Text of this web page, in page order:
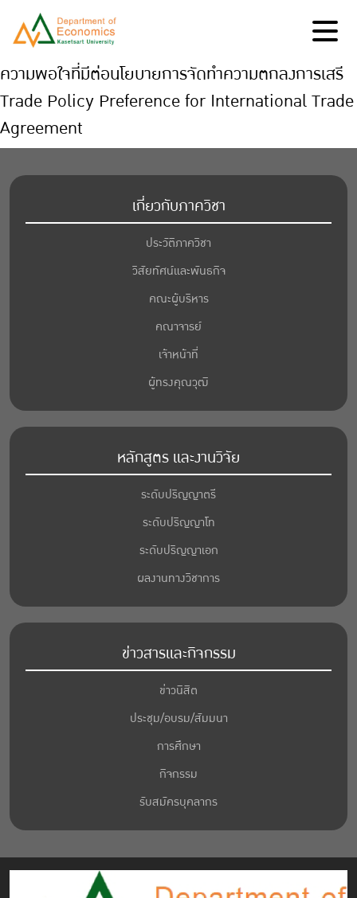
ความพอใจที่มีต่อนโยบายการจัดทำความตกลงการเสรี
Trade Policy Preference for International Trade
Agreement
เกี่ยวกับภาควิชา
ประวัติภาควิชา
วิสัยทัศน์และพันธกิจ
คณะผู้บริหาร
คณาจารย์
เจ้าหน้าที่
ผู้ทรงคุณวุฒิ
หลักสูตร และงานวิจัย
ระดับปริญญาตรี
ระดับปริญญาโท
ระดับปริญญาเอก
ผลงานทางวิชาการ
ข่าวสารและกิจกรรม
ข่าวนิสิต
ประชุม/อบรม/สัมมนา
การศึกษา
กิจกรรม
รับสมัครบุคลากร